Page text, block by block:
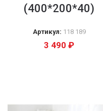
(400*200*40)
Артикул: 118 189
3 490 ₽